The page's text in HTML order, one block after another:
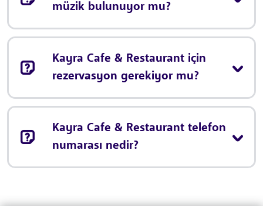
müzik bulunuyor mu?
Kayra Cafe & Restaurant için
rezervasyon gerekiyor mu?
Kayra Cafe & Restaurant telefon
numarası nedir?